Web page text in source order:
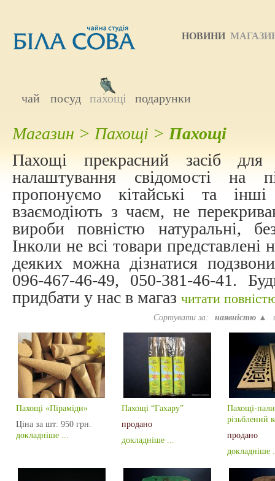
НОВИНИ
чай посуд пахощі подарунки
Магазин > Пахощі > Пахощі
Пахощі прекрасний засіб для
налаштування свідомості на
пропонуємо кітайські та
взаємодіють з чаєм, не
вироби повністю натуральні,
Інколи не всі товари представлені
деяких можна дізнатися
096-467-46-49, 050-381-46-41.
придбати у нас в магаз читати
Сортувати за: наявністю ▲
Пахощі «Піраміди»
Ціна за шт: 950 грн.
докладніше ...
Пахощі “Гахару”
продано
докладніше ...
Пахощі-
різьблений
продано
докладніше